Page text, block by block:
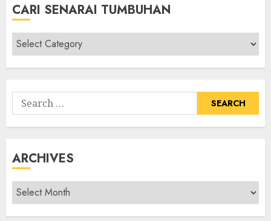
CARI SENARAI TUMBUHAN
Cari
Senarai
Tumbuhan
Search
for:
ARCHIVES
Archives